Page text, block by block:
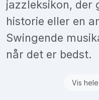
jazzleksikon, der
historie eller en
Swingende
når det er bedst.
Vis